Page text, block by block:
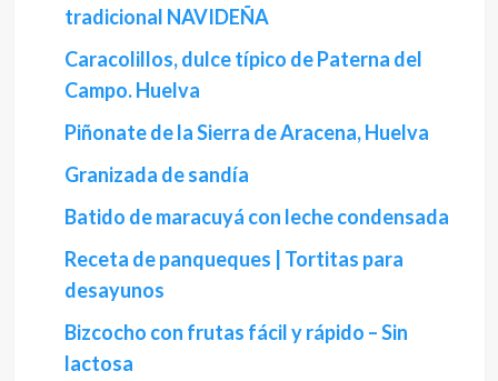
tradicional NAVIDEÑA
Caracolillos, dulce típico de Paterna del
Campo. Huelva
Piñonate de la Sierra de Aracena, Huelva
Granizada de sandía
Batido de maracuyá con leche condensada
Receta de panqueques | Tortitas para
desayunos
Bizcocho con frutas fácil y rápido – Sin
lactosa